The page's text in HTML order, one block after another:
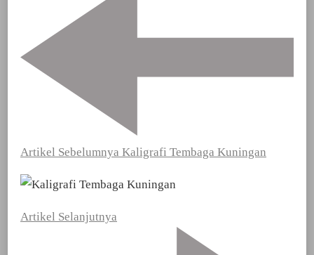
Artikel Sebelumnya Kaligrafi Tembaga Kuningan
Artikel Selanjutnya